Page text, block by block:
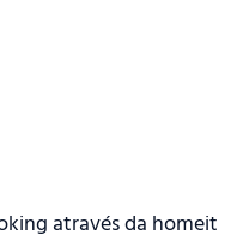
através da homeit